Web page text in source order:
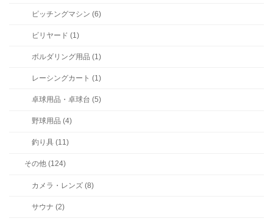
ピッチングマシン (6)
ビリヤード (1)
ボルダリング用品 (1)
レーシングカート (1)
卓球用品・卓球台 (5)
野球用品 (4)
釣り具 (11)
その他 (124)
カメラ・レンズ (8)
サウナ (2)